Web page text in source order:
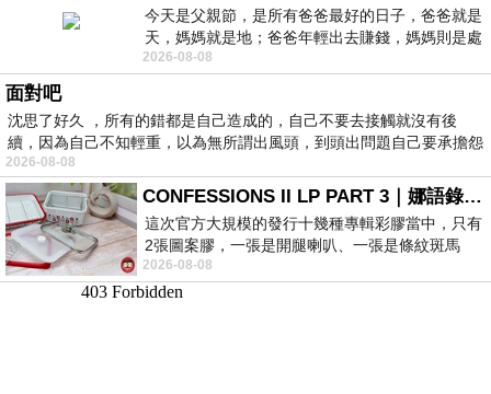
今天是父親節，是所有爸爸最好的日子，爸爸就是
天，媽媽就是地；爸爸年輕出去賺錢，媽媽則是處
理家務，職業不分高低貴賤，只有人品才
2026-08-08
面對吧
沈思了好久 ，所有的錯都是自己造成的，自己不要去接觸就沒有後
續，因為自己不知輕重，以為無所謂出風頭，到頭出問題自己要承擔怨
不
2026-08-08
CONFESSIONS II LP PART 3｜娜語錄II LP PART 3
這次官方大規模的發行十幾種專輯彩膠當中，只有
2張圖案膠，一張是開腿喇叭、一張是條紋斑馬
版；目前官網上只剩澳洲商店AU STORE
2026-08-08